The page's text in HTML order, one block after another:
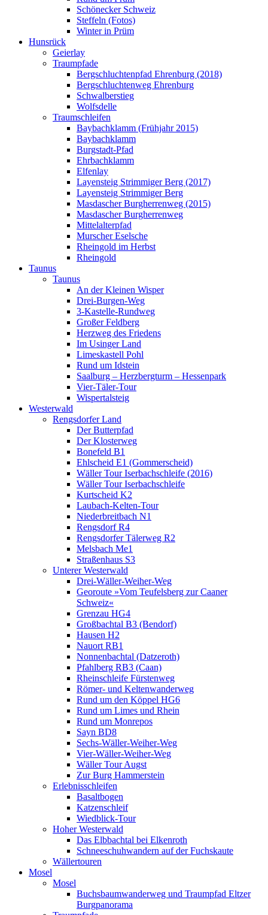
Schönecker Schweiz
Steffeln (Fotos)
Winter in Prüm
Hunsrück
Geierlay
Traumpfade
Bergschluchtenpfad Ehrenburg (2018)
Bergschluchtenweg Ehrenburg
Schwalberstieg
Wolfsdelle
Traumschleifen
Baybachklamm (Frühjahr 2015)
Baybachklamm
Burgstadt-Pfad
Ehrbachklamm
Elfenlay
Layensteig Strimmiger Berg (2017)
Layensteig Strimmiger Berg
Masdascher Burgherrenweg (2015)
Masdascher Burgherrenweg
Mittelalterpfad
Murscher Eselsche
Rheingold im Herbst
Rheingold
Taunus
Taunus
An der Kleinen Wisper
Drei-Burgen-Weg
3-Kastelle-Rundweg
Großer Feldberg
Herzweg des Friedens
Im Usinger Land
Limeskastell Pohl
Rund um Idstein
Saalburg – Herzbergturm – Hessenpark
Vier-Täler-Tour
Wispertalsteig
Westerwald
Rengsdorfer Land
Der Butterpfad
Der Klosterweg
Bonefeld B1
Ehlscheid E1 (Gommerscheid)
Wäller Tour Iserbachschleife (2016)
Wäller Tour Iserbachschleife
Kurtscheid K2
Laubach-Kelten-Tour
Niederbreitbach N1
Rengsdorf R4
Rengsdorfer Tälerweg R2
Melsbach Me1
Straßenhaus S3
Unterer Westerwald
Drei-Wäller-Weiher-Weg
Georoute »Vom Teufelsberg zur Caaner
Schweiz«
Grenzau HG4
Großbachtal B3 (Bendorf)
Hausen H2
Nauort RB1
Nonnenbachtal (Datzeroth)
Pfahlberg RB3 (Caan)
Rheinschleife Fürstenweg
Römer- und Keltenwanderweg
Rund um den Köppel HG6
Rund um Limes und Rhein
Rund um Monrepos
Sayn BD8
Sechs-Wäller-Weiher-Weg
Vier-Wäller-Weiher-Weg
Wäller Tour Augst
Zur Burg Hammerstein
Erlebnisschleifen
Basaltbogen
Katzenschleif
Wiedblick-Tour
Hoher Westerwald
Das Elbbachtal bei Elkenroth
Schneeschuhwandern auf der Fuchskaute
Wällertouren
Mosel
Mosel
Buchsbaumwanderweg und Traumpfad Eltzer
Burgpanorama